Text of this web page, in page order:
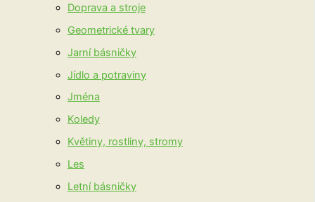
Doprava a stroje
Geometrické tvary
Jarní básničky
Jídlo a potraviny
Jména
Koledy
Květiny, rostliny, stromy
Les
Letní básničky